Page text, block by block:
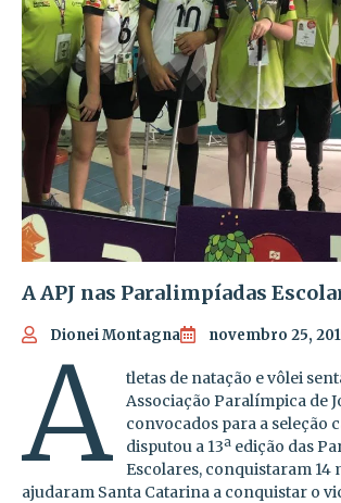
A APJ nas Paralimpíadas
Dionei Montagna novembro 25,
A
tletas de natação e vôlei
Associação Paralímpica de
convocados para a seleção
disputou a 13ª edição das
Escolares, conquistaram 14
ajudaram Santa Catarina a conquistar o